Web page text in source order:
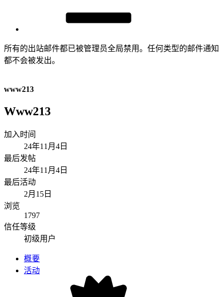
所有的出站邮件都已被管理员全局禁用。任何类型的邮件通知
都不会被发出。
www213
Www213
加入时间
24年11月4日
最后发帖
24年11月4日
最后活动
2月15日
浏览
1797
信任等级
初级用户
概要
活动